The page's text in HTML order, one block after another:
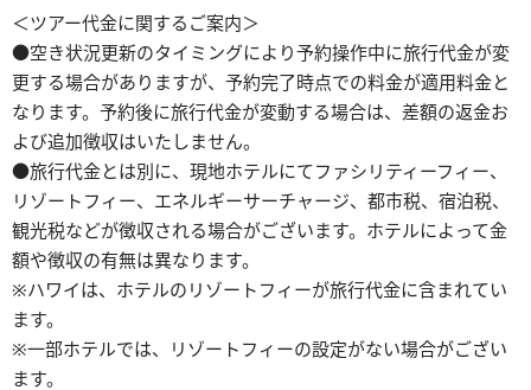
＜ツアー代金に関するご案内＞
●空き状況更新のタイミングにより予約操作中に旅行代金が変
更する場合がありますが、予約完了時点での料金が適用料金と
なります。予約後に旅行代金が変動する場合は、差額の返金お
よび追加徴収はいたしません。
●旅行代金とは別に、現地ホテルにてファシリティーフィー、
リゾートフィー、エネルギーサーチャージ、都市税、宿泊税、
観光税などが徴収される場合がございます。ホテルによって金
額や徴収の有無は異なります。
※ハワイは、ホテルのリゾートフィーが旅行代金に含まれてい
ます。
※一部ホテルでは、リゾートフィーの設定がない場合がござい
ます。